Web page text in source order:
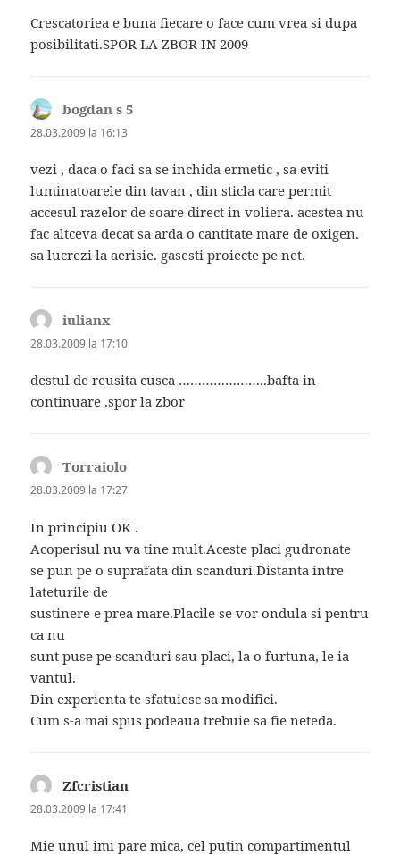
Crescatoriea e buna fiecare o face cum vrea si dupa
posibilitati.SPOR LA ZBOR IN 2009
bogdan s 5
28.03.2009 la 16:13
vezi , daca o faci sa se inchida ermetic , sa eviti
luminatoarele din tavan , din sticla care permit
accesul razelor de soare direct in voliera. acestea nu
fac altceva decat sa arda o cantitate mare de oxigen.
sa lucrezi la aerisie. gasesti proiecte pe net.
iulianx
28.03.2009 la 17:10
destul de reusita cusca …………………..bafta in
continuare .spor la zbor
Torraiolo
28.03.2009 la 17:27
In principiu OK .
Acoperisul nu va tine mult.Aceste placi gudronate
se pun pe o suprafata din scanduri.Distanta intre
lateturile de
sustinere e prea mare.Placile se vor ondula si pentru
ca nu
sunt puse pe scanduri sau placi, la o furtuna, le ia
vantul.
Din experienta te sfatuiesc sa modifici.
Cum s-a mai spus podeaua trebuie sa fie neteda.
Zfcristian
28.03.2009 la 17:41
Mie unul imi pare mica, cel putin compartimentul